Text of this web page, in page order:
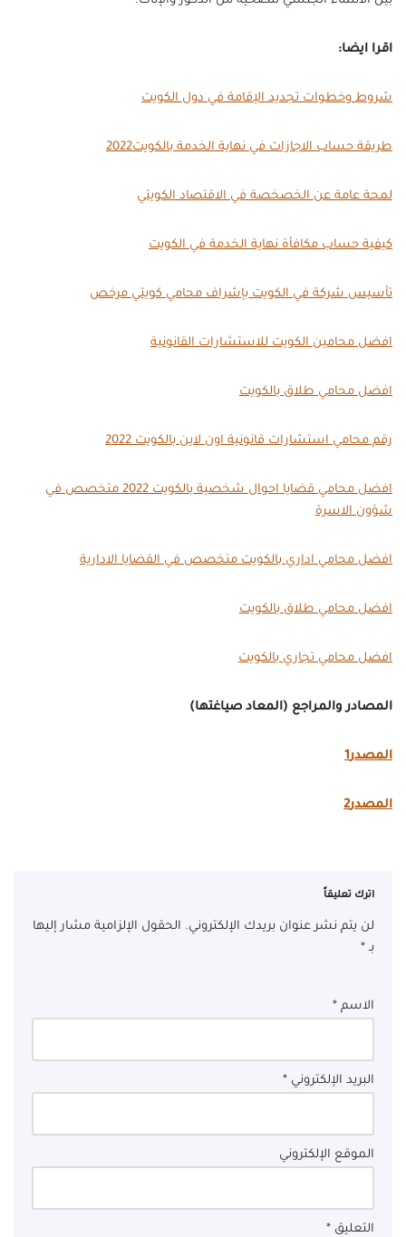
اقرا ايضا:
شروط وخطوات تجديد الإقامة في دول الكويت
طريقة حساب الاجازات في نهاية الخدمة بالكويت2022
لمحة عامة عن الخصخصة في الاقتصاد الكويتي
كيفية حساب مكافأة نهاية الخدمة في الكويت
تأسيس شركة في الكويت بإشراف محامي كويتي مرخص
افضل محامين الكويت للاستشارات القانونية
افضل محامي طلاق بالكويت
رقم محامي استشارات قانونية اون لاين بالكويت 2022
افضل محامي قضايا احوال شخصية بالكويت 2022 متخصص في
شؤون الاسرة
افضل محامي اداري بالكويت متخصص في القضايا الادارية
افضل محامي طلاق بالكويت
افضل محامي تجاري بالكويت
المصادر والمراجع (المعاد صياغتها)
المصدر1
المصدر2
اترك تعليقاً
لن يتم نشر عنوان بريدك الإلكتروني. الحقول الإلزامية مشار إليها
بـ *
الاسم *
البريد الإلكتروني *
الموقع الإلكتروني
التعليق *